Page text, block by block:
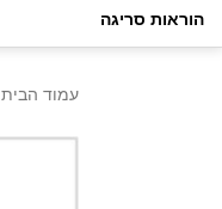
הוראות סריגה
עמוד הבית